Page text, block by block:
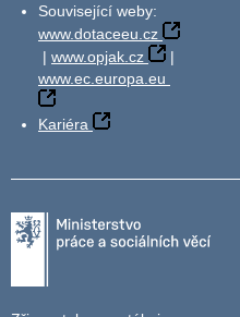
Související weby:
www.dotaceeu.cz
| www.opjak.cz
|
www.ec.europa.eu
Kariéra